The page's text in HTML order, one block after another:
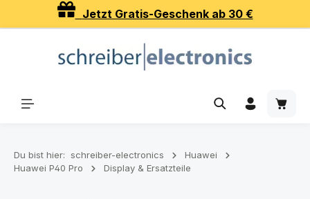
Zum Hauptinhalt springenJetzt Gratis-Geschenk ab 30 €
Du bist hier: schreiber-electronics
Huawei
Huawei P40 Pro
Display & Ersatzteile